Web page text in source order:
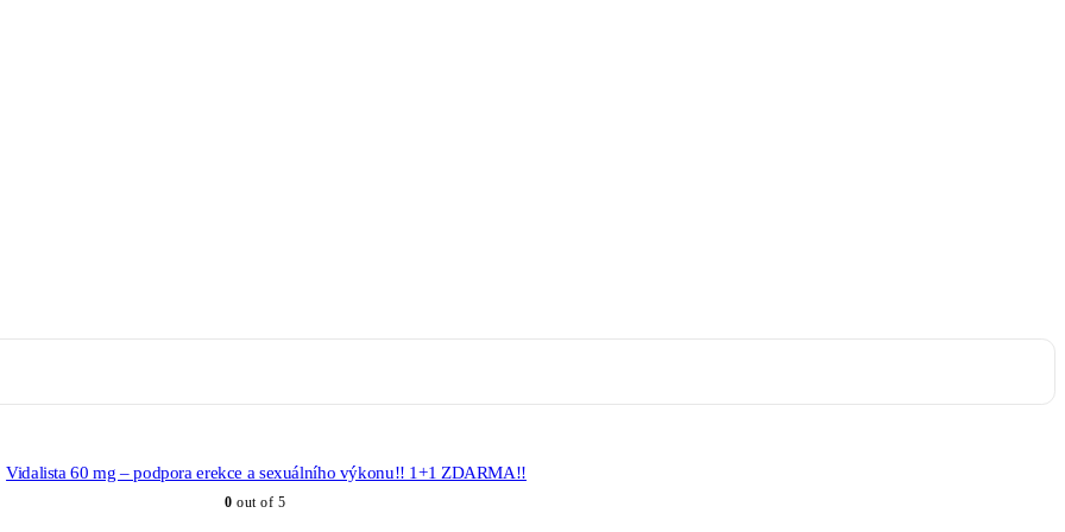
Vidalista 60 mg – podpora erekce a sexuálního výkonu!! 1+1 ZDARMA!!
0 out of 5